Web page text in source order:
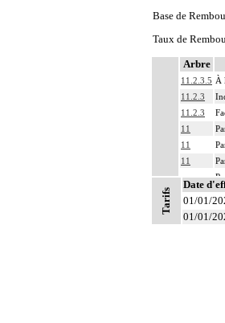
Base de
Taux de
Notes
Arbre
11.2.3.5 À
11.2.3
11.2.3
11
11
11
11
-
-
-
Tarifs
Date
01/01/
01/01/